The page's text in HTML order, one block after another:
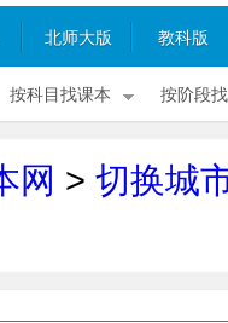
北师大版 教科版
按科目找课本 按阶段
网 > 切换城